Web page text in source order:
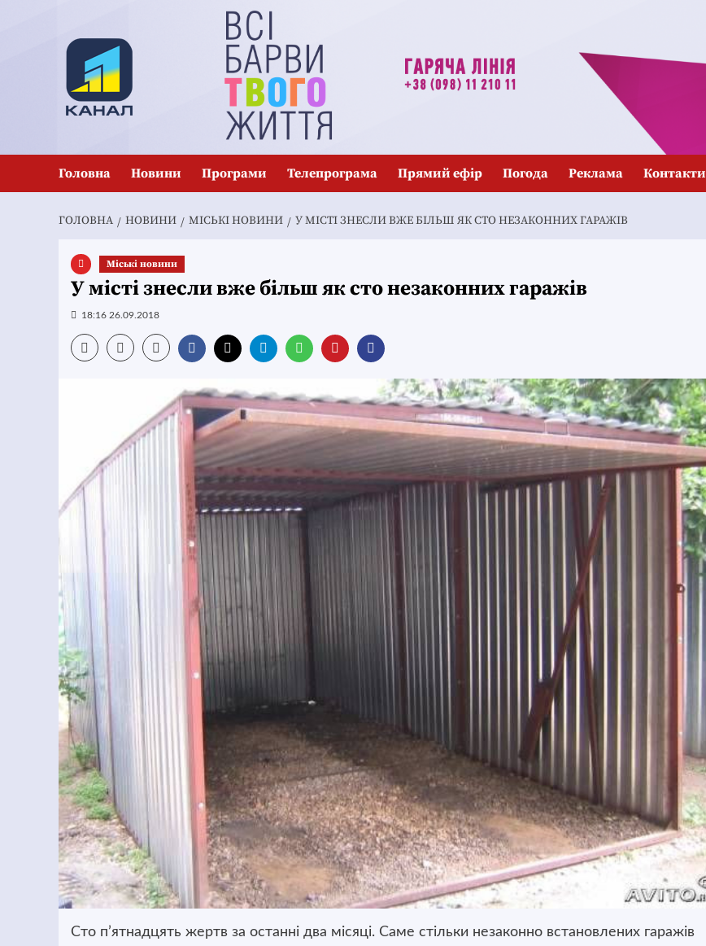
Головна Новини Програми Телепрограма Прямий ефір Погода Реклама Контакти
ГОЛОВНА НОВИНИ MІСЬКІ НОВИНИ У МІСТІ ЗНЕСЛИ ВЖЕ БІЛЬШ ЯК СТО НЕЗАКОННИХ ГАРАЖІВ
Mіські новини
У місті знесли вже більш як сто незаконних гаражів
18:16 26.09.2018
Сто п’ятнадцять жертв за останні два місяці. Саме стільки незаконно встановлених гаражів